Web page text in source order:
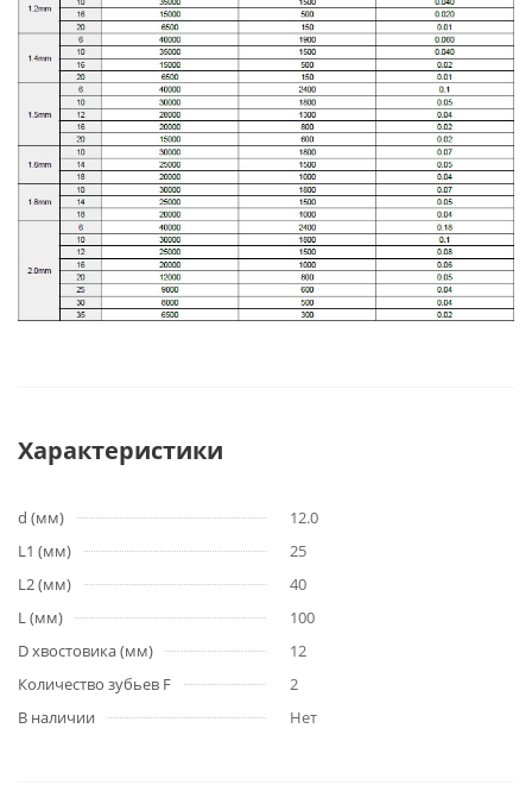
Характеристики
d (мм)
12.0
L1 (мм)
25
L2 (мм)
40
L (мм)
100
D хвостовика (мм)
12
Количество зубьев F
2
В наличии
Нет